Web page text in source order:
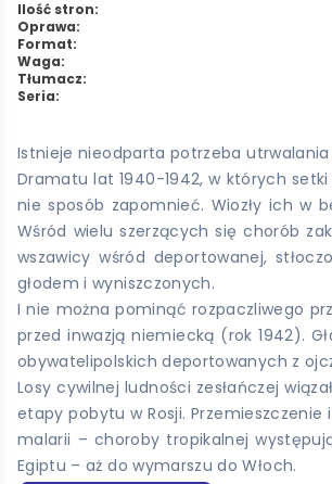
Ilość stron:
Oprawa:
Format:
Waga:
Tłumacz:
Seria:
Istnieje nieodparta potrzeba utrwalania
Dramatu lat 1940-1942, w których
nie sposób zapomnieć. Wiozły ich w
Wśród wielu szerzących się chorób
wszawicy wśród deportowanej,
głodem i wyniszczonych.
I nie można pominąć rozpaczliwego
przed inwazją niemiecką (rok 1942).
obywatelipolskich deportowanych z
Losy cywilnej ludności zesłańczej
etapy pobytu w Rosji.
malarii – choroby tropikalnej
Egiptu – aż do wymarszu do Włoch.